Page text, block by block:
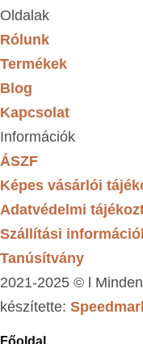
Oldalak
Rólunk
Termékek
Blog
Kapcsolat
Információk
ÁSZF
Képes vásárlói
Adatvédelmi
Szállítási
Tanúsítvány
2021-2025 © l
készítette:
Főoldal